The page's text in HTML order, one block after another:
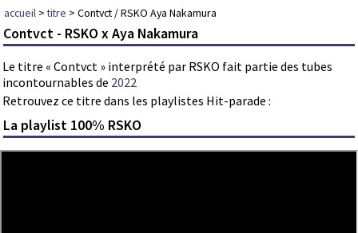
accueil >titre > Contvct / RSKO Aya Nakamura
Contvct - RSKO x Aya Nakamura
Le titre « Contvct » interprété par RSKO fait partie des tubes
incontournables de 2022
Retrouvez ce titre dans les playlistes Hit-parade :
La playlist 100% RSKO